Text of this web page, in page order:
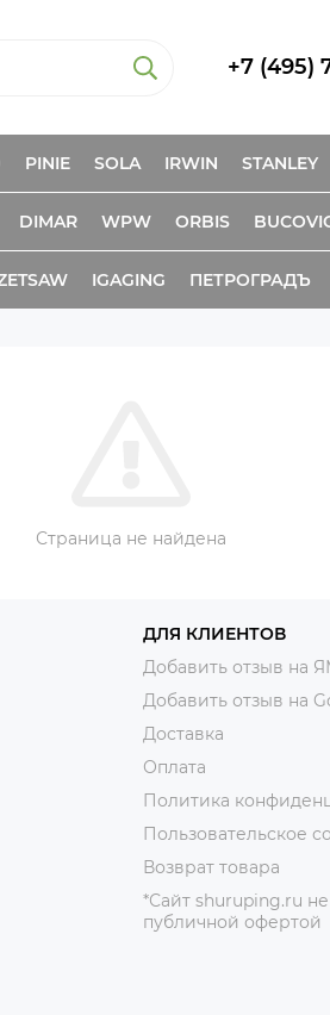
+7 (495)
PINIE SOLA IRWIN STANLEY
DIMAR WPW ORBIS
IGAGING ПЕТРОГРАДЪ
Страница не найдена
ДЛЯ КЛИЕНТОВ
Добавить отзыв на
Добавить отзыв на
Доставка
Оплата
Политика
Пользовательское
Возврат товара
*Сайт shuruping.ru не
публичной офертой